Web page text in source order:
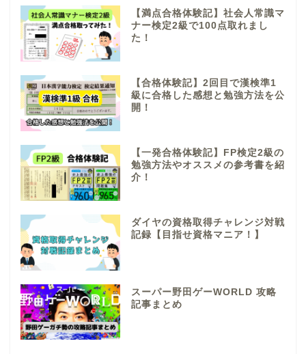
【満点合格体験記】社会人常識マ
ナー検定2級で100点取れまし
た！
【合格体験記】2回目で漢検準1
級に合格した感想と勉強方法を公
開！
【一発合格体験記】FP検定2級の
勉強方法やオススメの参考書を紹
介！
ダイヤの資格取得チャレンジ対戦
記録【目指せ資格マニア！】
スーパー野田ゲーWORLD 攻略
記事まとめ